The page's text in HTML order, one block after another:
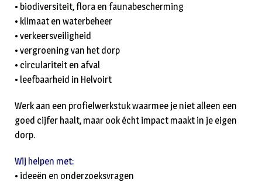
• biodiversiteit, flora en faunabescherming
• klimaat en waterbeheer
• verkeersveiligheid
• vergroening van het dorp
• circulariteit en afval
• leefbaarheid in Helvoirt
Werk aan een profielwerkstuk waarmee je niet alleen een
goed cijfer haalt, maar ook écht impact maakt in je eigen
dorp.
Wij helpen met:
• ideeën en onderzoeksvragen